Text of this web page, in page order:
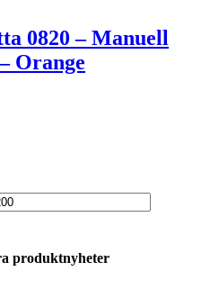
0820 – Manuell
Orange
produktnyheter